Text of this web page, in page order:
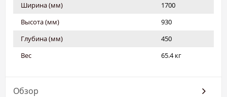
Ширина (мм)
1700
Высота (мм)
930
Глубина (мм)
450
Вес
65.4 кг
Обзор